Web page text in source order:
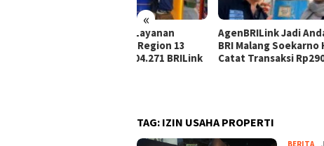
«
AgenBRILink Jadi Andalan,
BRI Malang Soekarno Hatta
Catat Transaksi Rp290 Miliar
TAG: IZIN USAHA PROPERTI
BERITA